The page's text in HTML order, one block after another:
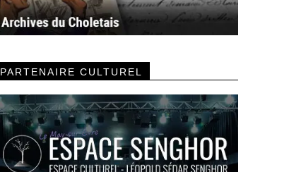
PARTENAIRE CULTUREL